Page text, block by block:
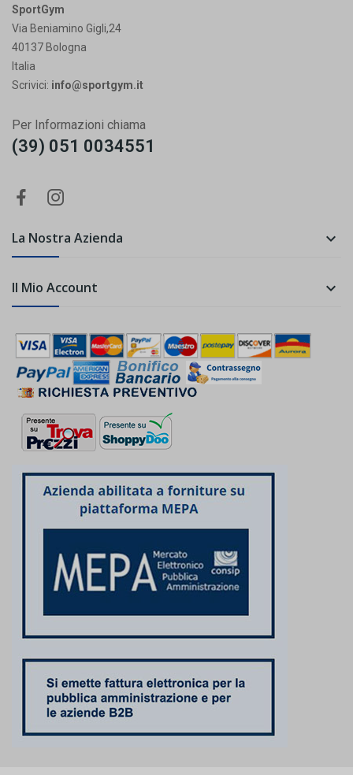
SportGym
Via Beniamino Gigli,24
40137 Bologna
Italia
Scrivici: info@sportgym.it
Per Informazioni chiama
(39) 051 0034551
La Nostra Azienda 
Il Mio Account 